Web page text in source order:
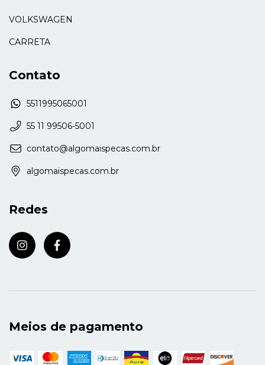
VOLKSWAGEN
CARRETA
Contato
5511995065001
55 11 99506-5001
contato@algomaispecas.com.br
algomaispecas.com.br
Redes
Meios de pagamento